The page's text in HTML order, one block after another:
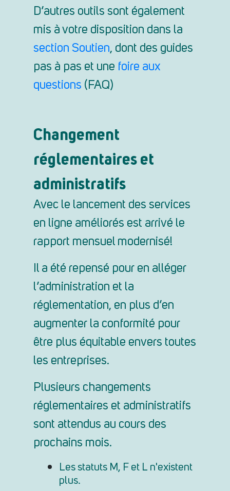
D’autres outils sont également
mis à votre disposition dans la
section Soutien, dont des guides
pas à pas et une foire aux
questions (FAQ)
Changement
réglementaires et
administratifs
Avec le lancement des services
en ligne améliorés est arrivé le
rapport mensuel modernisé!
Il a été repensé pour en alléger
l’administration et la
réglementation, en plus d’en
augmenter la conformité pour
être plus équitable envers toutes
les entreprises.
Plusieurs changements
réglementaires et administratifs
sont attendus au cours des
prochains mois.
Les statuts M, F et L n'existent
plus.